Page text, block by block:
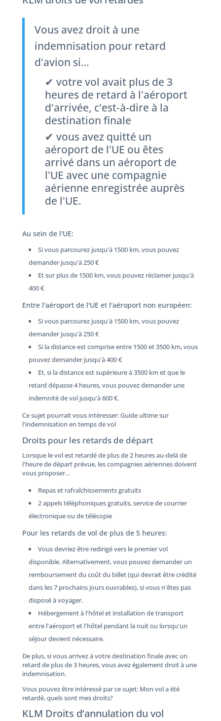
Vous avez droit à une
indemnisation pour retard
d'avion ​​si…
✔ votre vol avait plus de 3
heures de retard à l'aéroport
d'arrivée, c'est-à-dire à la
destination finale
✔ vous avez quitté un
aéroport de l'UE ou êtes
arrivé dans un aéroport de
l'UE avec une compagnie
aérienne enregistrée auprès
de l'UE.
Au sein de l'UE:
Si vous parcourez jusqu'à 1500 km, vous pouvez
demander jusqu'à 250 €
Et sur plus de 1500 km, vous pouvez réclamer jusqu'à
400 €
Entre l'aéroport de l'UE et l'aéroport non européen:
Si vous parcourez jusqu'à 1500 km, vous pouvez
demander jusqu'à 250 €
Si la distance est comprise entre 1500 et 3500 km, vous
pouvez demander jusqu'à 400 €
Et, si la distance est supérieure à 3500 km et que le
retard dépasse 4 heures, vous pouvez demander une
indemnité de vol ​​jusqu'à 600 €.
Ce sujet pourrait vous intéresser: Guide ultime sur
l'indemnisation en temps de vol
Droits pour les retards de départ
Lorsque le vol est retardé de plus de 2 heures au-delà de
l'heure de départ prévue, les compagnies aériennes doivent
vous proposer…
Repas et rafraîchissements gratuits
2 appels téléphoniques gratuits, service de courrier
électronique ou de télécopie
Pour les retards de vol de plus de 5 heures:
Vous devriez être redirigé vers le premier vol
disponible. Alternativement, vous pouvez demander un
remboursement du coût du billet (qui devrait être crédité
dans les 7 prochains jours ouvrables), si vous n'êtes pas
disposé à voyager.
Hébergement à l'hôtel et installation de transport
entre l'aéroport et l'hôtel pendant la nuit ou lorsqu'un
séjour devient nécessaire.
De plus, si vous arrivez à votre destination finale avec un
retard de plus de 3 heures, vous avez également droit à une
indemnisation.
Vous pouvez être intéressé par ce sujet: Mon vol a été
retardé, quels sont mes droits?
KLM Droits d’annulation du vol